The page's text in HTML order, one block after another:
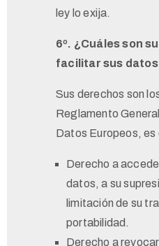
ley lo exija.
6º. ¿Cuáles son
facilitar sus
Sus derechos son
Reglamento
Datos Europeos, es
Derecho a
datos, a su
limitación de su
portabilidad.
Derecho a